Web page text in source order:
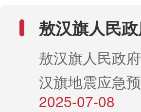
敖汉旗人民
敖汉旗人民政
汉旗地震应急
2025-07-08